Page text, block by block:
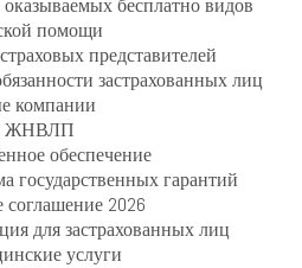
бесплатно видов
помощи
представителей
застрахованных лиц
компании
ЖНВЛП
обеспечение
государственных гарантий
2026
для застрахованных лиц
услуги